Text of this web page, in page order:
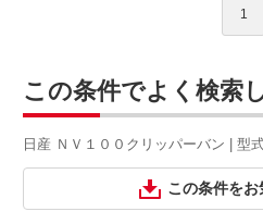
1
この条件でよく検索
日産 ＮＶ１００クリッパーバン | 型
この条件を